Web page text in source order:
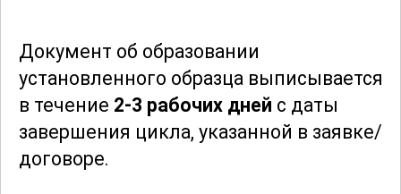
профессиональной этики и
коммуникации. Участники узнают, как
правильно вести себя в различных
ситуациях, сохранять спокойствие и
профессионализм при общении с
Документ об образовании
установленного образца выписывается
в течение 2-3 рабочих дней с даты
завершения цикла, указанной в заявке/
договоре.